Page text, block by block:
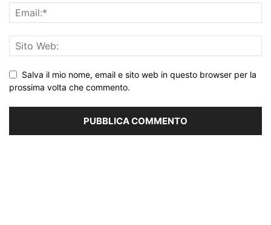
Salva il mio nome, email e sito web in questo browser per la
prossima volta che commento.